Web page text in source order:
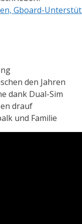
Gboard-
den Jahren
dank Dual-Sim
drauf
und Familie